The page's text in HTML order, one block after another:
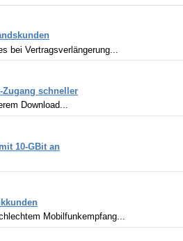
bei Vertragsverlängerung...
Zugang schneller
Download...
10-GBit an
Mobilfunkempfang...